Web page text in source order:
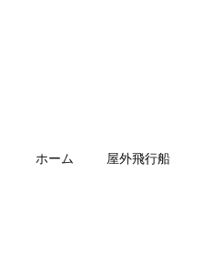
ホーム 屋外飛行船